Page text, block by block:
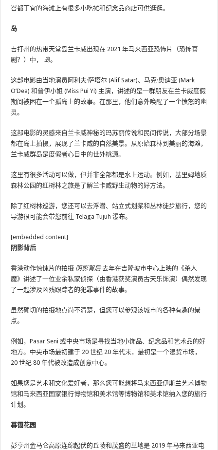
峇都丁宜的海滩上有很多小吃摊和纪念品商店可供逛逛。
岛
吉打州的热带天堂岛兰卡威出现在 2021 年马来西亚恐怖片（恐怖喜
剧？）中， 岛。
这部电影由当地演员阿利夫·萨塔尔 (Alif Satar)、马克·奥迪亚 (Mark
O’Dea) 和普伊小姐 (Miss Pui Yi) 主演，讲述的是一群朋友在兰卡威度假
期间被困在一个孤岛上的故事。在那里，他们意外唤醒了一个愤怒的幽
灵。
这部电影的灵感来自兰卡威神秘的玛苏丽传说和民间传说，大部分场景
都在岛上拍摄，展现了兰卡威的自然美景。从原始森林到美丽的海滩，
兰卡威群岛是度假者心目中的世外桃源。
这里有很多活动可以做，但并非全部都是水上运动。例如，基里姆地质
森林公园的红树林之旅是了解兰卡威野生动物的好方法。
除了红树林巡游，您还可以去浮潜、站立式划桨和丛林徒步旅行，您的
导游很可能会带您前往 Telaga Tujuh 瀑布。
[embedded content]
阴影背后
香港动作惊悚片的拍摄 阴影背后去年在吉隆坡市中心上映的《杀人
魔》讲述了一位业余私家侦探（由香港获奖演员古天乐饰演）偶然发现
了一起涉及凶残跟踪者的犯罪事件的故事。
虽然确切的拍摄地点尚不清楚，但您可以参观该城市的各种有趣的景
点。
例如，Pasar Seni 或中央市场是寻找当地小饰品、纪念品和艺术品的好
地方。中央市场最初建于 20 世纪 20 年代末，最初是一个湿货市场，
20 世纪 80 年代被改造成创意中心。
如果您是艺术和文化爱好者，那么您可能想将马来西亚伊斯兰艺术博物
馆和马来西亚国家银行博物馆和美术馆等博物馆和美术馆纳入您的旅行
计划。
暮霭花园
彭亨州金马仑高原连绵起伏的丘陵和茂盛的草地是 2019 年马来西亚电